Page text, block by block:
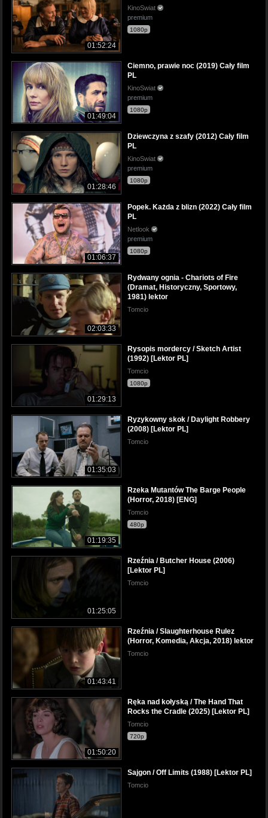
01:52:24
KinoSwiat
premium
1080p
01:49:04
Ciemno, prawie noc (2019) Cały film
PL
KinoSwiat
premium
1080p
01:28:46
Dziewczyna z szafy (2012) Cały film
PL
KinoSwiat
premium
1080p
01:06:37
Popek. Każda z blizn (2022) Cały film
PL
Netlook
premium
1080p
02:03:33
Rydwany ognia - Chariots of Fire
(Dramat, Historyczny, Sportowy,
1981) lektor
Tomcio
01:29:13
Rysopis mordercy / Sketch Artist
(1992) [Lektor PL]
Tomcio
1080p
01:35:03
Ryzykowny skok / Daylight Robbery
(2008) [Lektor PL]
Tomcio
01:19:35
Rzeka Mutantów The Barge People
(Horror, 2018) [ENG]
Tomcio
480p
01:25:05
Rzeźnia / Butcher House (2006)
[Lektor PL]
Tomcio
01:43:41
Rzeźnia / Slaughterhouse Rulez
(Horror, Komedia, Akcja, 2018) lektor
Tomcio
01:50:20
Ręka nad kołyską / The Hand That
Rocks the Cradle (2025) [Lektor PL]
Tomcio
720p
Sajgon / Off Limits (1988) [Lektor PL]
Tomcio